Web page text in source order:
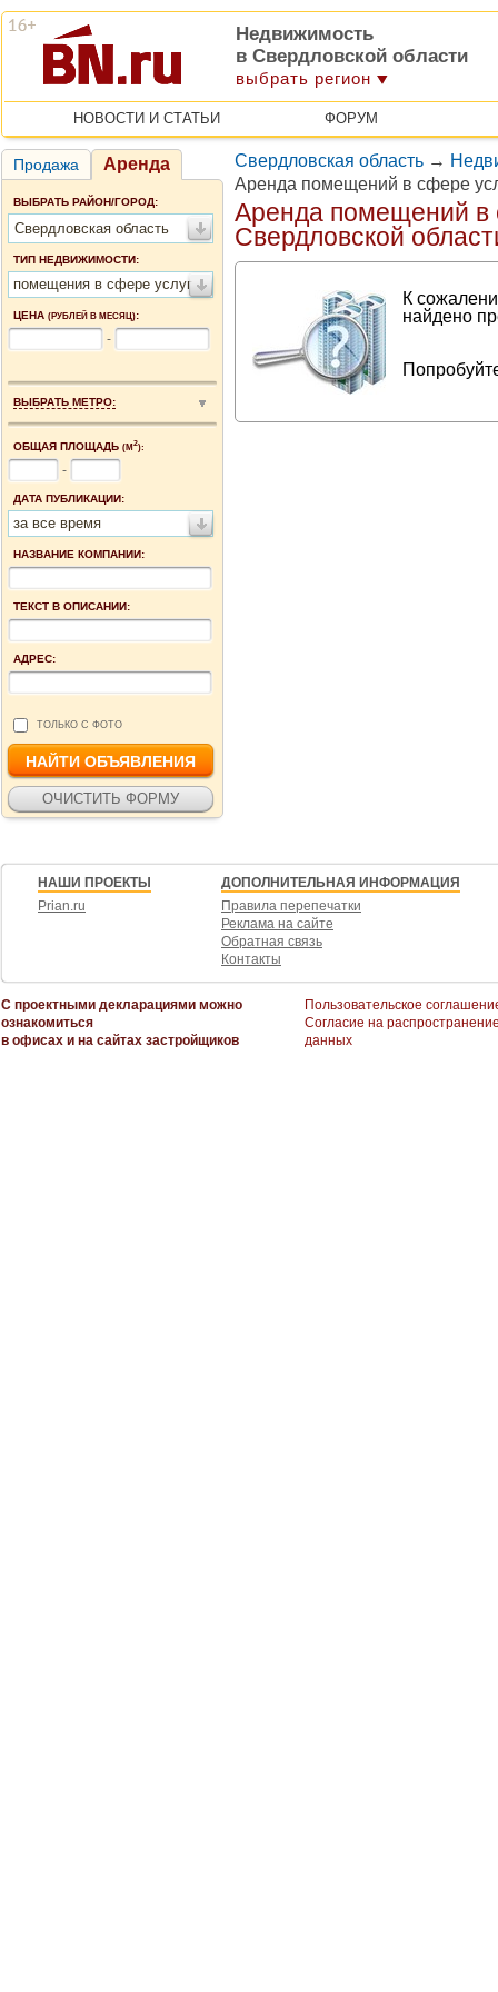
Недвижимость
в Свердловской области
выбрать регион
НОВОСТИ И СТАТЬИ ФОРУМ
Продажа Аренда
ВЫБРАТЬ РАЙОН/ГОРОД:
Свердловская область
ТИП НЕДВИЖИМОСТИ:
помещения в сфере услуг
ЦЕНА (РУБЛЕЙ В МЕСЯЦ):
-
ВЫБРАТЬ МЕТРО:
ОБЩАЯ ПЛОЩАДЬ (М2):
-
ДАТА ПУБЛИКАЦИИ:
за все время
НАЗВАНИЕ КОМПАНИИ:
ТЕКСТ В ОПИСАНИИ:
АДРЕС:
ТОЛЬКО С ФОТО
Свердловская область →
Аренда помещений в сфере
Аренда помещений в
Свердловской
К
найдено
НАШИ ПРОЕКТЫ
Prian.ru
ДОПОЛНИТЕЛЬНАЯ ИНФОРМАЦИЯ
Правила перепечатки
Реклама на сайте
Обратная связь
Контакты
С проектными декларациями можно
ознакомиться
в офисах и на сайтах застройщиков
Пользовательское
Согласие на
данных